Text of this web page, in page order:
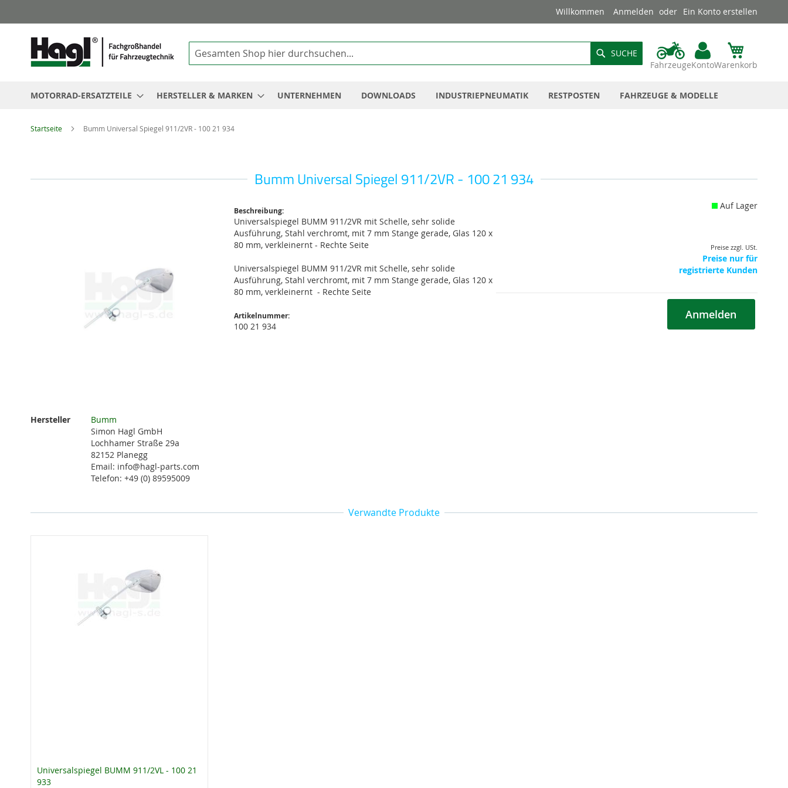
Inhalt
Willkommen Anmelden Ein Konto erstellen
FahrzeugeKontoWarenkorb
SUCHE
MOTORRAD-ERSATZTEILE HERSTELLER & MARKEN UNTERNEHMEN DOWNLOADS INDUSTRIEPNEUMATIK RESTPOSTEN FAHRZEUGE & MODELLE
Startseite Bumm Universal Spiegel 911/2VR - 100 21 934
Bumm Universal Spiegel 911/2VR - 100 21 934
der
Beschreibung:
Universalspiegel BUMM 911/2VR mit Schelle, sehr solide
Ausführung, Stahl verchromt, mit 7 mm Stange gerade, Glas 120 x
80 mm, verkleinernt - Rechte Seite
Universalspiegel BUMM 911/2VR mit Schelle, sehr solide
Ausführung, Stahl verchromt, mit 7 mm Stange gerade, Glas 120 x
80 mm, verkleinernt - Rechte Seite
Artikelnummer:
100 21 934
Auf Lager
Preise zzgl. USt.
Preise nur für
registrierte Kunden
Anmelden
Weitere
Hersteller
Bumm
Simon Hagl GmbH
Lochhamer Straße 29a
82152 Planegg
Email: info@hagl-parts.com
Telefon: +49 (0) 89595009
Verwandte Produkte
Universalspiegel BUMM 911/2VL - 100 21
933